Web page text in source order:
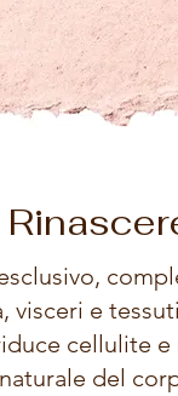
visceri e
cellulite
del